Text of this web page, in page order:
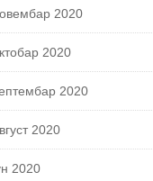
2020
2020
2020
2020
2020